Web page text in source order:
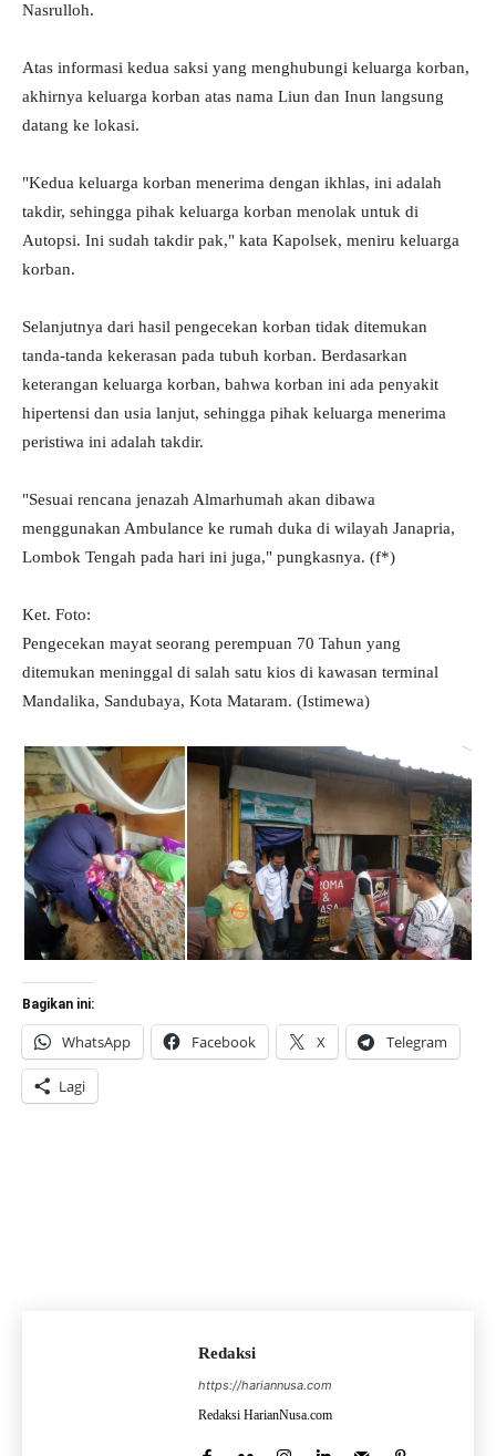
Nasrulloh.
Atas informasi kedua saksi yang menghubungi keluarga korban,
akhirnya keluarga korban atas nama Liun dan Inun langsung
datang ke lokasi.
"Kedua keluarga korban menerima dengan ikhlas, ini adalah
takdir, sehingga pihak keluarga korban menolak untuk di
Autopsi. Ini sudah takdir pak," kata Kapolsek, meniru keluarga
korban.
Selanjutnya dari hasil pengecekan korban tidak ditemukan
tanda-tanda kekerasan pada tubuh korban. Berdasarkan
keterangan keluarga korban, bahwa korban ini ada penyakit
hipertensi dan usia lanjut, sehingga pihak keluarga menerima
peristiwa ini adalah takdir.
"Sesuai rencana jenazah Almarhumah akan dibawa
menggunakan Ambulance ke rumah duka di wilayah Janapria,
Lombok Tengah pada hari ini juga," pungkasnya. (f*)
Ket. Foto:
Pengecekan mayat seorang perempuan 70 Tahun yang
ditemukan meninggal di salah satu kios di kawasan terminal
Mandalika, Sandubaya, Kota Mataram. (Istimewa)
Bagikan ini:
WhatsApp Facebook X Telegram
Lagi
Redaksi
https://hariannusa.com
Redaksi HarianNusa.com